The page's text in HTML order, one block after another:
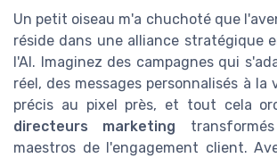
Un petit oiseau m'a chuchoté que
réside dans une alliance stratégique
l'AI. Imaginez des campagnes qui
réel, des messages personnalisés à la
précis au pixel près, et tout cela
directeurs marketing
maestros de l'engagement client.